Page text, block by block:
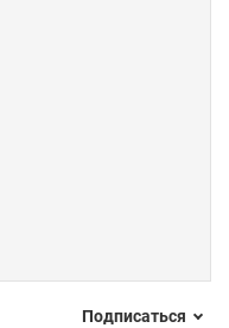
Подписаться